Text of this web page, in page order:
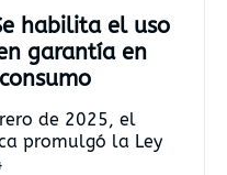
habilita el uso
garantía en
de 2025, el
promulgó la Ley